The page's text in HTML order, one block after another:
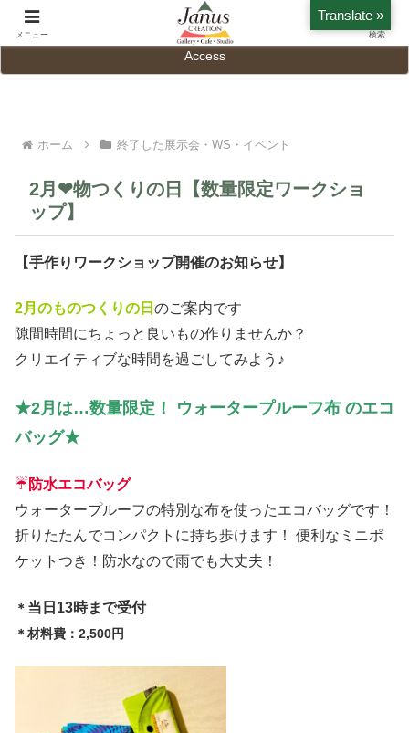
History
Access
ホーム 終了した展示会・WS・イベント
2月❤︎物つくりの日【数量限定ワークショ
ップ】
【手作りワークショップ開催のお知らせ】
2月のものつくりの日 のご案内です
隙間時間にちょっと良いもの作りませんか？
クリエイティブな時間を過ごしてみよう♪
★2月は…数量限定！ ウォータープルーフ布 のエコ
バッグ★
☔️防水エコバッグ
ウォータープルーフの特別な布を使ったエコバッグです！
折りたたんでコンパクトに持ち歩けます！ 便利なミニポ
ケットつき！防水なので雨でも大丈夫！
＊ 当日13時まで受付
＊材料費：2,500円
メニュー 検索
Translate »